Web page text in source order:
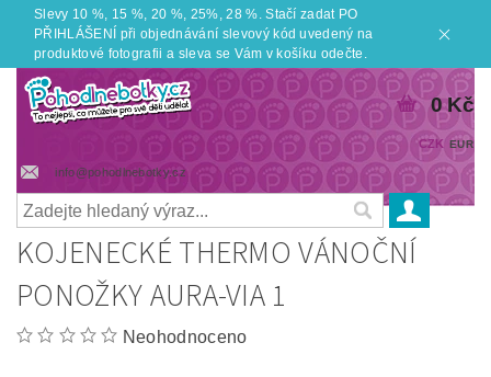
Slevy 10 %, 15 %, 20 %, 25%, 28 %. Stačí zadat PO
PŘIHLÁŠENÍ při objednávání slevový kód uvedený na
produktové fotografii a sleva se Vám v košíku odečte.
info@pohodlnebotky.cz
CZK EUR
0 Kč
KOJENECKÉ THERMO VÁNOČNÍ
PONOŽKY AURA-VIA 1
Neohodnoceno